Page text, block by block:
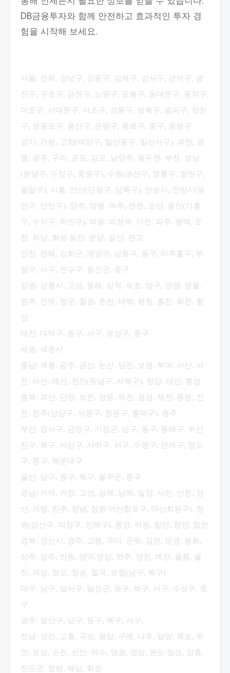
DB금융투자와 함께 안전하고 효과적인 투자 경
험을 시작해 보세요.
서울: 전체, 강남구, 강동구, 강북구, 강서구, 관악구, 광
진구, 구로구, 금천구, 노원구, 도봉구, 동대문구, 동작구,
마포구, 서대문구, 서초구, 성동구, 성북구, 송파구, 양천
구, 영등포구, 용산구, 은평구, 종로구, 중구, 중랑구
경기: 가평, 고양(덕양구, 일산동구, 일산서구), 과천, 광
명, 광주, 구리, 군포, 김포, 남양주, 동두천, 부천, 성남
(분당구, 수정구, 중원구), 수원(권선구, 영통구, 장안구,
팔달구), 시흥, 안산(단원구, 상록구), 안성시, 안양시(동
안구, 만안구), 양주, 양평, 여주, 연천, 오산, 용인(기흥
구, 수지구, 처인구), 의왕, 의정부, 이천, 파주, 평택, 포
천, 하남, 화성 동탄, 분당, 일산, 판교
인천: 전체, 강화군, 계양구, 남동구, 동구, 미추홀구, 부
평구, 서구, 연수구, 옹진군, 중구
강원: 강릉시, 고성, 동해, 삼척, 속초, 양구, 양양, 영월,
원주, 인제, 정군, 철원, 춘천, 태백, 평창, 홍천, 화천, 횡
성
대전: 대덕구, 동구, 서구, 유성구, 중구
세종: 세종시
충남: 계룡, 공주, 금산, 논산, 당진, 보령, 부여, 서산, 서
천, 아산, 예산, 천안(동남구, 서북구), 청양, 태안, 홍성
충북: 괴산, 단양, 보은, 영동, 옥천, 음성, 제천, 증평, 진
천, 청주(상당구, 서원구, 청원구, 흥덕구), 충주
부산: 강서구, 금정구, 기장군, 남구, 동구, 동래구, 부산
진구, 북구, 사상구, 사하구, 서구, 수영구, 연제구, 영도
구, 중구, 해운대구
울산: 남구, 동구, 북구, 울주군, 중구
경남: 거제, 거창, 고성, 김해, 남해, 밀양, 사천, 산청, 양
산, 의령, 진주, 창녕, 창원 마산합포구, 마산회원구), 창
원(성산구, 의창구, 진해구), 통영, 하동, 함안, 함양, 합천
경북: 경산시, 경주, 고령, 구미, 군위, 김천, 문경, 봉화,
상주, 성주, 안동, 영덕,영양, 영주, 영천, 예천, 울릉, 울
진, 의성, 청도, 청송, 칠곡, 포항(남구, 북구)
대구: 남구, 달서구, 달성군, 동구, 북구, 서구, 수성구, 중
구
광주: 광산구, 남구, 동구, 북구, 서구,
전남: 강진, 고흥, 곡성, 광양, 구례, 나주, 담양, 목포, 무
안, 보성, 순천, 신안, 여수, 영광, 영암, 완도 장성, 장흥,
진도군, 함평, 해남, 화순